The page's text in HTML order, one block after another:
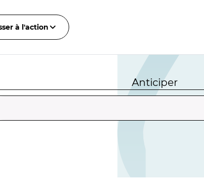
à l'action
Anticiper